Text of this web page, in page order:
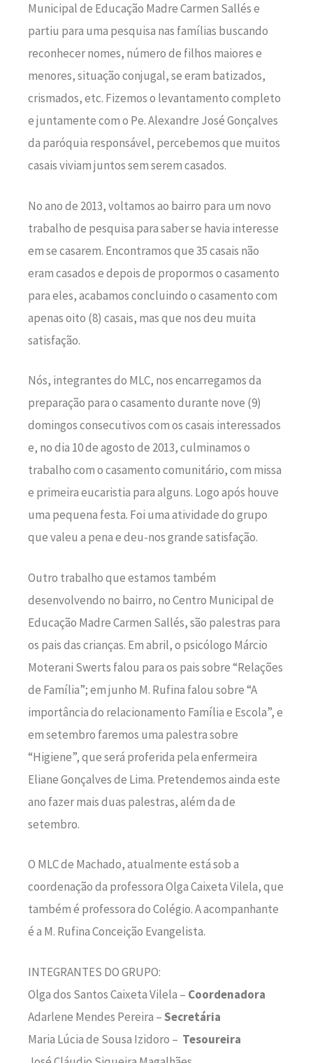
Municipal de Educação Madre Carmen Sallés e
partiu para uma pesquisa nas famílias buscando
reconhecer nomes, número de filhos maiores e
menores, situação conjugal, se eram batizados,
crismados, etc. Fizemos o levantamento completo
e juntamente com o Pe. Alexandre José Gonçalves
da paróquia responsável, percebemos que muitos
casais viviam juntos sem serem casados.
No ano de 2013, voltamos ao bairro para um novo
trabalho de pesquisa para saber se havia interesse
em se casarem. Encontramos que 35 casais não
eram casados e depois de propormos o casamento
para eles, acabamos concluindo o casamento com
apenas oito (8) casais, mas que nos deu muita
satisfação.
Nós, integrantes do MLC, nos encarregamos da
preparação para o casamento durante nove (9)
domingos consecutivos com os casais interessados
e, no dia 10 de agosto de 2013, culminamos o
trabalho com o casamento comunitário, com missa
e primeira eucaristia para alguns. Logo após houve
uma pequena festa. Foi uma atividade do grupo
que valeu a pena e deu-nos grande satisfação.
Outro trabalho que estamos também
desenvolvendo no bairro, no Centro Municipal de
Educação Madre Carmen Sallés, são palestras para
os pais das crianças. Em abril, o psicólogo Márcio
Moterani Swerts falou para os pais sobre “Relações
de Família”; em junho M. Rufina falou sobre “A
importância do relacionamento Família e Escola”, e
em setembro faremos uma palestra sobre
“Higiene”, que será proferida pela enfermeira
Eliane Gonçalves de Lima. Pretendemos ainda este
ano fazer mais duas palestras, além da de
setembro.
O MLC de Machado, atualmente está sob a
coordenação da professora Olga Caixeta Vilela, que
também é professora do Colégio. A acompanhante
é a M. Rufina Conceição Evangelista.
INTEGRANTES DO GRUPO:
Olga dos Santos Caixeta Vilela – Coordenadora
Adarlene Mendes Pereira –Secretária
Maria Lúcia de Sousa Izidoro – Tesoureira